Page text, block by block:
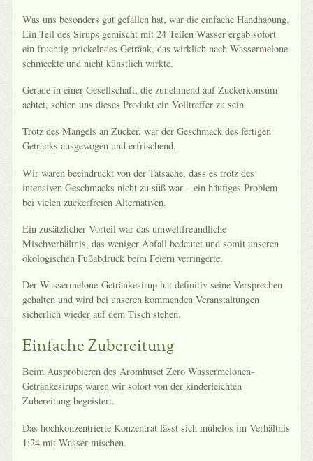
Was uns besonders gut gefallen hat, war die einfache Handhabung.
Ein Teil des Sirups gemischt mit 24 Teilen Wasser ergab sofort
ein fruchtig-prickelndes Getränk, das wirklich nach Wassermelone
schmeckte und nicht künstlich wirkte.
Gerade in einer Gesellschaft, die zunehmend auf Zuckerkonsum
achtet, schien uns dieses Produkt ein Volltreffer zu sein.
Trotz des Mangels an Zucker, war der Geschmack des fertigen
Getränks ausgewogen und erfrischend.
Wir waren beeindruckt von der Tatsache, dass es trotz des
intensiven Geschmacks nicht zu süß war – ein häufiges Problem
bei vielen zuckerfreien Alternativen.
Ein zusätzlicher Vorteil war das umweltfreundliche
Mischverhältnis, das weniger Abfall bedeutet und somit unseren
ökologischen Fußabdruck beim Feiern verringerte.
Der Wassermelone-Getränkesirup hat definitiv seine Versprechen
gehalten und wird bei unseren kommenden Veranstaltungen
sicherlich wieder auf dem Tisch stehen.
Einfache Zubereitung
Beim Ausprobieren des Aromhuset Zero Wassermelonen-
Getränkesirups waren wir sofort von der kinderleichten
Zubereitung begeistert.
Das hochkonzentrierte Konzentrat lässt sich mühelos im Verhältnis
1:24 mit Wasser mischen.